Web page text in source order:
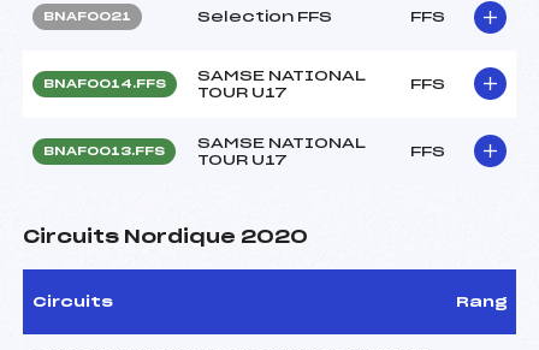
BNAF0021 Selection FFS FFS
BNAF0014.FFS
SAMSE NATIONAL
TOUR U17
FFS
BNAF0013.FFS
SAMSE NATIONAL
TOUR U17
FFS
Circuits Nordique 2020
Circuits Rang